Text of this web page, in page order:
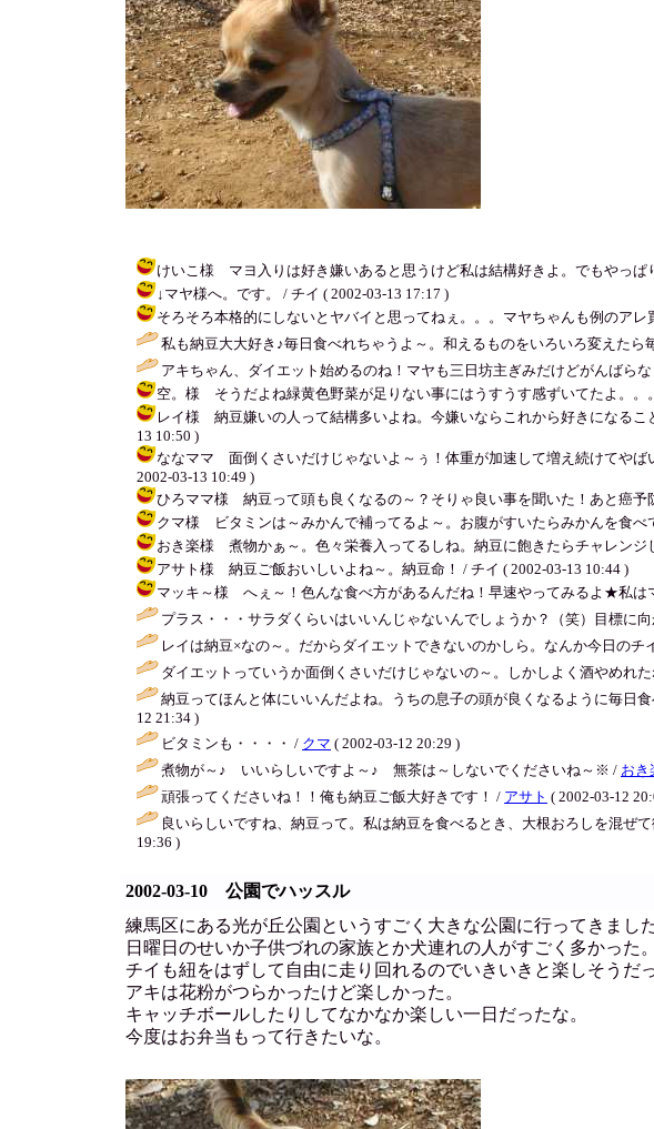
けいこ様 マヨ入りは好き嫌いあると思うけど私は結構好きよ。でもやっぱ
↓マヤ様へ。です。 / チイ ( 2002-03-13 17:17 )
そろそろ本格的にしないとヤバイと思ってねぇ。。。マヤちゃんも例のア
私も納豆大大好き♪毎日食べれちゃうよ～。和えるものをいろいろ変えた
アキちゃん、ダイエット始めるのね！マヤも三日坊主ぎみだけどがんばら
空。様 そうだよね緑黄色野菜が足りない事にはうすうす感ずいてたよ。。
レイ様 納豆嫌いの人って結構多いよね。今嫌いならこれから好きになる
13 10:50 )
ななママ 面倒くさいだけじゃないよ～ぅ！体重が加速して増え続けてや
2002-03-13 10:49 )
ひろママ様 納豆って頭も良くなるの～？そりゃ良い事を聞いた！あと癌予
クマ様 ビタミンは～みかんで補ってるよ～。お腹がすいたらみかんを食べ
おき楽様 煮物かぁ～。色々栄養入ってるしね。納豆に飽きたらチャレンジ
アサト様 納豆ご飯おいしいよね～。納豆命！ / チイ ( 2002-03-13 10:44 )
マッキ～様 へぇ～！色んな食べ方があるんだね！早速やってみるよ★私は
プラス・・・サラダくらいはいいんじゃないんでしょうか？（笑）目標に
レイは納豆×なの～。だからダイエットできないのかしら。なんか今日のチ
ダイエットっていうか面倒くさいだけじゃないの～。しかしよく酒やめれ
納豆ってほんと体にいいんだよね。うちの息子の頭が良くなるように毎日
12 21:34 )
ビタミンも・・・・ / クマ ( 2002-03-12 20:29 )
煮物が～♪ いいらしいですよ～♪ 無茶は～しないでくださいね～※ / おき
頑張ってくださいね！！俺も納豆ご飯大好きです！ / アサト ( 2002-03-12
良いらしいですね、納豆って。私は納豆を食べるとき、大根おろしを混ぜ
19:36 )
2002-03-10 公園でハッスル
練馬区にある光が丘公園というすごく大きな公園に行ってきました
日曜日のせいか子供づれの家族とか犬連れの人がすごく多かった。
チイも紐をはずして自由に走り回れるのでいきいきと楽しそうだっ
アキは花粉がつらかったけど楽しかった。
キャッチボールしたりしてなかなか楽しい一日だったな。
今度はお弁当もって行きたいな。